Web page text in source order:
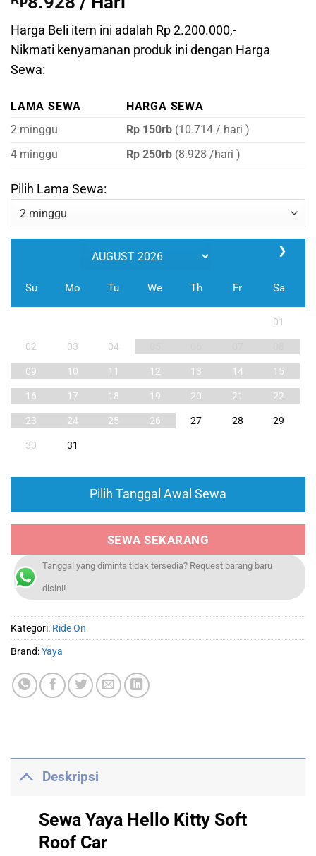
Harga Beli item ini adalah Rp 2.200.000,-
Nikmati kenyamanan produk ini dengan Harga
Sewa:
LAMA SEWA
HARGA SEWA
2 minggu
Rp 150rb(10.714 / hari )
4 minggu
Rp 250rb(8.928 /hari )
Pilih Lama Sewa:
❯
Su Mo Tu We Th Fr Sa
01
02 03 04
09 10 11 12 13 14 15
16 17 18 19 20 21 22
23 24 25 26 27 28 29
30 31
Pilih Tanggal Awal Sewa
SEWA SEKARANG
Tanggal yang diminta tidak tersedia? Request barang baru
disini!
Kategori: Ride On
Brand:Yaya
Deskripsi
Sewa Yaya Hello Kitty Soft
Roof Car